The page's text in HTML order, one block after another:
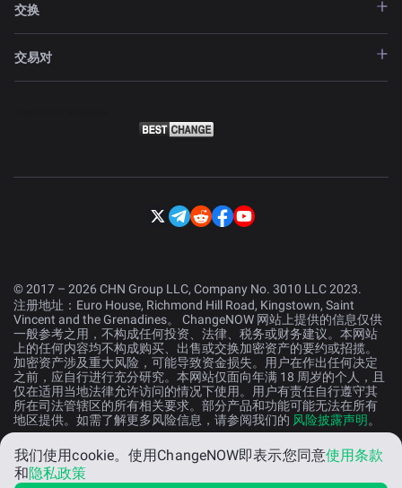
交换
交易对
© 2017 – 2026 CHN Group LLC, Company No. 3010 LLC 2023.
注册地址：Euro House, Richmond Hill Road, Kingstown, Saint
Vincent and the Grenadines。 ChangeNOW 网站上提供的信息仅供
一般参考之用，不构成任何投资、法律、税务或财务建议。本网站
上的任何内容均不构成购买、出售或交换加密资产的要约或招揽。
加密资产涉及重大风险，可能导致资金损失。用户在作出任何决定
之前，应自行进行充分研究。本网站仅面向年满 18 周岁的个人，且
仅在适用当地法律允许访问的情况下使用。用户有责任自行遵守其
所在司法管辖区的所有相关要求。部分产品和功能可能无法在所有
地区提供。如需了解更多风险信息，请参阅我们的 风险披露声明。
中文 (中国）
我们使用cookie。使用ChangeNOW即表示您同意使用条款
和隐私政策